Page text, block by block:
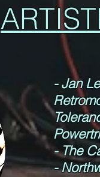
- Jan
- The
-